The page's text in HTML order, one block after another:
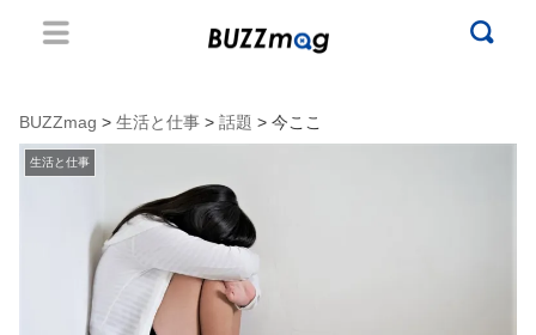
BUZZmag > 生活と仕事 > 話題 > 今ここ
生活と仕事